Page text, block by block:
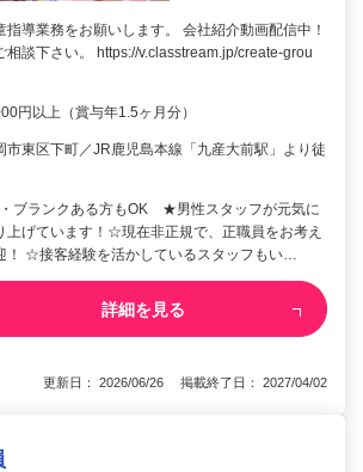
指導業務をお願いします。 会社紹介動画配信中！
相談下さい。 https://v.classtream.jp/create-grou
円以上（賞与年1.5ヶ月分）
市東区下町／JR鹿児島本線「九産大前駅」より徒
ブランクある方もOK ★男性スタッフが元気に
上げています！☆現在非正規で、正職員をお考え
！ ☆接客経験を活かしているスタッフもい…
詳細を見る
更新日： 2026/06/26 掲載終了日： 2027/04/02